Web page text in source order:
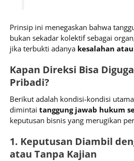
Prinsip ini menegaskan bahwa
bukan sekadar kolektif sebagai
jika terbukti adanya kesalahan
Kapan Direksi Bisa
Pribadi?
Berikut adalah kondisi-kondisi
dimintai tanggung jawab hukum
keputusan bisnis yang merugikan
1. Keputusan Diambil
atau Tanpa Kajian